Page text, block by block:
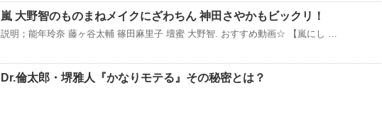
嵐 大野智のものまねメイクにざわちん 神田さやかもビックリ！
説明；能年玲奈 藤ヶ谷太輔 篠田麻里子 壇蜜 大野智. おすすめ動画☆ 【嵐にし …
Dr.倫太郎・堺雅人『かなりモテる』その秘密とは？